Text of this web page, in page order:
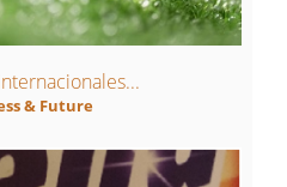
& Future